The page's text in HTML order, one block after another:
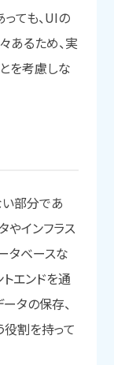
ても、UIの
あるため、実
を考慮しな
い部分であ
やインフラス
タベースな
エンドを通
タの保存、
役割を持って